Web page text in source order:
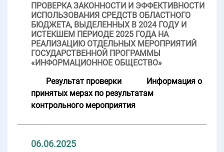
ПРОВЕРКА ЗАКОННОСТИ И ЭФФЕКТИВНОСТИ
ИСПОЛЬЗОВАНИЯ СРЕДСТВ ОБЛАСТНОГО
БЮДЖЕТА, ВЫДЕЛЕННЫХ В 2024 ГОДУ И
ИСТЕКШЕМ ПЕРИОДЕ 2025 ГОДА НА
РЕАЛИЗАЦИЮ ОТДЕЛЬНЫХ МЕРОПРИЯТИЙ
ГОСУДАРСТВЕННОЙ ПРОГРАММЫ
«ИНФОРМАЦИОННОЕ ОБЩЕСТВО»
Результат проверки
Информация о
принятых мерах по результатам
контрольного мероприятия
06.06.2025